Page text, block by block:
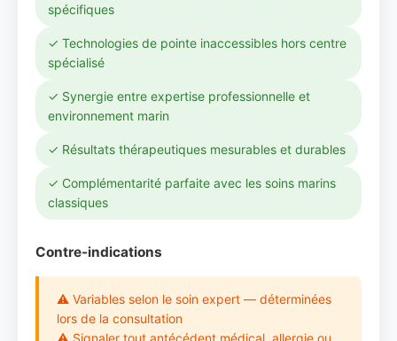
spécifiques
✓ Technologies de pointe inaccessibles hors centre
spécialisé
✓ Synergie entre expertise professionnelle et
environnement marin
✓ Résultats thérapeutiques mesurables et durables
✓ Complémentarité parfaite avec les soins marins
classiques
Contre-indications
⚠ Variables selon le soin expert — déterminées
lors de la consultation
⚠ Signaler tout antécédent médical, allergie ou